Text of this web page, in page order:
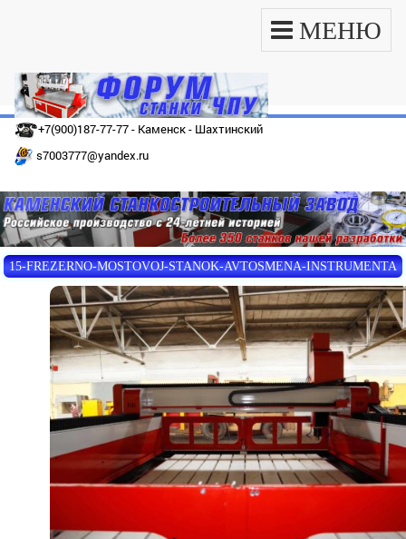
МЕНЮ
+7(900)187-77-77 - Каменск - Шахтинский
s7003777@yandex.ru
15-FREZERNO-MOSTOVOJ-STANOK-AVTOSMENA-INSTRUMENTA